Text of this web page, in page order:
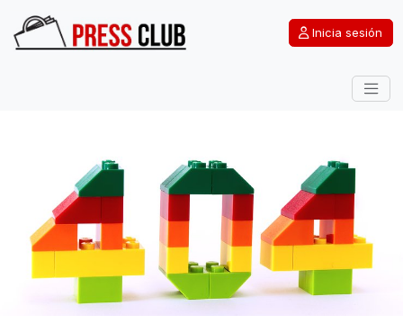
Inicia sesión